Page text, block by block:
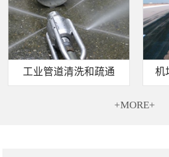
工业管道清洗和疏通
+MORE+